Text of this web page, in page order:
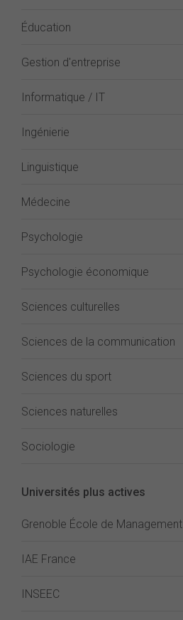
Éducation
Gestion d'entreprise
Informatique / IT
Ingénierie
Linguistique
Médecine
Psychologie
Psychologie économique
Sciences culturelles
Sciences de la communication
Sciences du sport
Sciences naturelles
Sociologie
Universités plus actives
Grenoble École de Management
IAE France
INSEEC